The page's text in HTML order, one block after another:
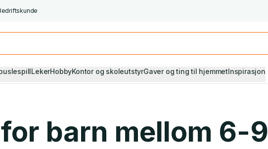
LekerHobbyKontor og skoleutstyrGaver og ting til hjemmetInspirasjon
barn mellom 6-9